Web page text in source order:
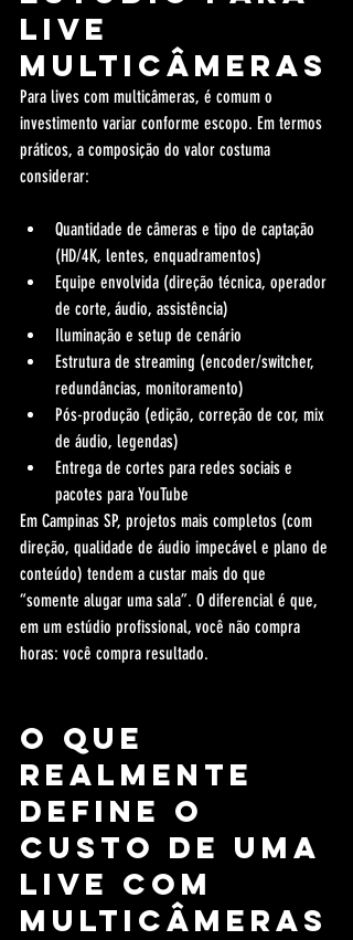
live
multicâmeras
Para lives com multicâmeras, é comum o
investimento variar conforme escopo. Em termos
práticos, a composição do valor costuma
considerar:
Quantidade de câmeras e tipo de captação
(HD/4K, lentes, enquadramentos)
Equipe envolvida (direção técnica, operador
de corte, áudio, assistência)
Iluminação e setup de cenário
Estrutura de streaming (encoder/switcher,
redundâncias, monitoramento)
Pós-produção (edição, correção de cor, mix
de áudio, legendas)
Entrega de cortes para redes sociais e
pacotes para YouTube
Em Campinas SP, projetos mais completos (com
direção, qualidade de áudio impecável e plano de
conteúdo) tendem a custar mais do que
“somente alugar uma sala”. O diferencial é que,
em um estúdio profissional, você não compra
horas: você compra resultado.
O que
realmente
define o
custo de uma
live com
multicâmeras